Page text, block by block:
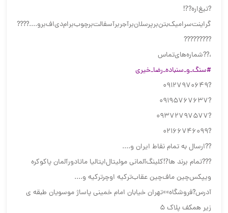
?تیغ‌اره?⁉️
گراینت‌سرامیک‌بتن‌بر‌پرسلان‌بر‌آجر‌بر‌آسفالت‌بر‌چوب‌بر‌ام‌دی‌اف‌بر‌و....????
?????????
،??شماره‌های‌تماس
#سنگ_و_سنباده_رضا_خیری
?09127970649
?09195767637
?09372797577
?02166746099
??ارسال به تمام نقاط ایران ‌‌و‌‌‌....
???تمام برند ها⁉️کلینگ‌آلمانی مولیتال‌ایتالیا ماتادور‌آلمان پاکو‌کره
ویپکس‌چین ماف‌چین عقاب‌ترکیه‌ اوچر‌ترکیه و....
آدرس?فروشگاه»»تهران خیابان امام خمینی پاساژ موسویان طبقه ی
زیر همکف پلاک 5